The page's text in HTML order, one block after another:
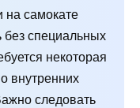
на самокате
специальных
некоторая
внутренних
следовать